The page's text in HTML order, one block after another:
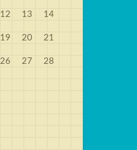
12 13 14
19 20 21
26 27 28